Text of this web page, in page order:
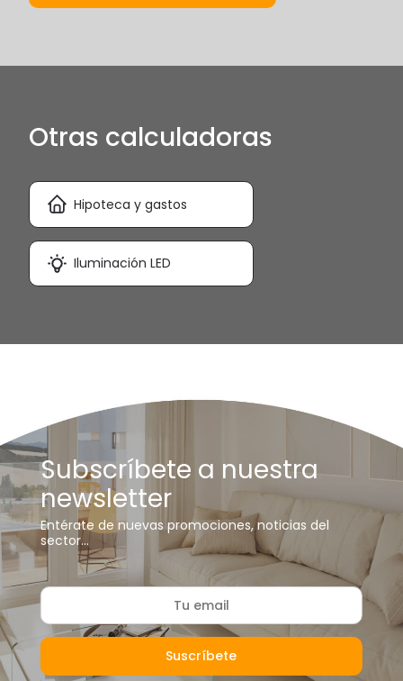
Otras calculadoras
Hipoteca y gastos
Iluminación LED
Subscríbete a nuestra
newsletter
Entérate de nuevas promociones, noticias del
sector…
Suscríbete